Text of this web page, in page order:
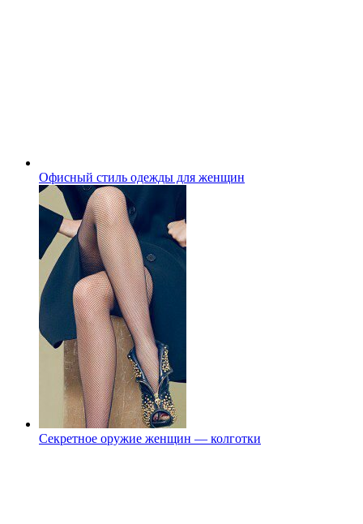
Офисный стиль одежды для женщин
Секретное оружие женщин — колготки